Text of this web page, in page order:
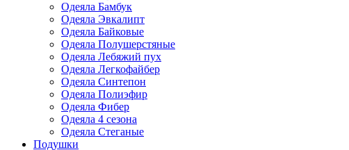
Одеяла Бамбук
Одеяла Эвкалипт
Одеяла Байковые
Одеяла Полушерстяные
Одеяла Лебяжий пух
Одеяла Легкофайбер
Одеяла Синтепон
Одеяла Полиэфир
Одеяла Фибер
Одеяла 4 сезона
Одеяла Стеганые
Подушки